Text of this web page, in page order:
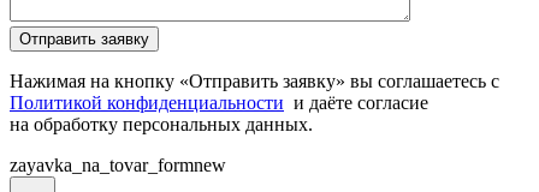
Нажимая на кнопку «Отправить заявку» вы соглашаетесь с
Политикой конфиденциальности и даёте согласие
на обработку персональных данных.
zayavka_na_tovar_formnew